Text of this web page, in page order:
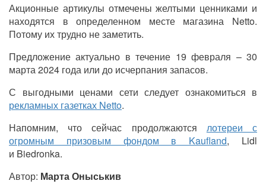
Акционные артикулы отмечены желтыми ценниками и
находятся в определенном месте магазина Netto.
Потому их трудно не заметить.
Предложение актуально в течение 19 февраля – 30
марта 2024 года или до исчерпания запасов.
С выгодными ценами сети следует ознакомиться в
рекламных газетках Netto.
Напомним, что сейчас продолжаются лотереи с
огромным призовым фондом в Kaufland, Lidl
и Biedronka.
Автор: Марта Оныськив